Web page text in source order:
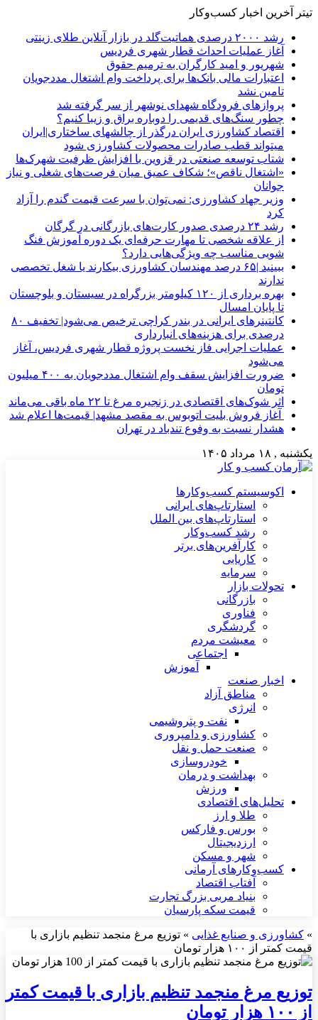
تیتر آخرین اخبار کسب‌وکار
رشد ۲۰۰۰ درصدی هماتیت‌گلد در بازار آنلاین طلای زینتی
آغاز عملیات احداث قطار شهری فردیس
شهریور و امید کارگران به ترمیم حقوق
اعتبارات مالی بانک‌ها برای پرداخت وام اشتغال مددجویان
تامین نشد
پروازهای فرودگاه شهدای نوشهر از سر گرفته شد
چطور سنگ‌های قدیمی را دوباره براق و زیبا کنیم؟
اقتصاد کشاورزی ایران درگذر از چالشهای ساختاری|ایران
میتواند قطب صادرات محصولات کشاورزی شود
شتاب توسعه صنعتی در قزوین با افزایش ظرفیت شهرک‌ها
«اشتغال ناقص»؛ شکاف عمیق میان فرصت‌های شغلی و نیاز
جوانان
وزیر جهاد کشاورزی: نمی‌توان با سرعت قیمت گندم را آزاد
کرد
رشد ۲۴ درصدی صدور کارت‌های بازرگانی در گرگان
از علاقه شخصی تا مهارت حرفه‌ای یک دوره آموزش فنگ
شویی مناسب چه ویژگی‌هایی دارد؟
ببینید |۶۵ درصد مهندسان کشاورزی بیکارند یا شغل تخصصی
ندارند
بهره برداری از ۱۲۰ کیلومتر بزرگراه در سیستان و بلوچستان
تا پایان امسال
کانتینرهای ایرانی در بندر کراچی ترخیص می‌شود| تخفیف ۸۰
درصدی برای هزینه‌های انبارداری
عملیات اجرایی فاز نخست پروژه قطار شهری فردیس، آغاز
می‌شود
ضرورت افزایش سقف وام اشتغال مددجویان به ۴۰۰ میلیون
تومان
اثر شوک‌های اقتصادی در زنجیره مرغ تا ۲۲ ماه باقی می‌ماند
آغاز فروش بلیت اتوبوس به مقصد مشهد| قیمت‌ها اعلام شد
هشدار نسبت به وفوع تندباد در تهران
یکشنبه , ۱۸ مرداد ۱۴۰۵
اکوسیستم کسب‌وکارها
استارتاپ‌های ایرانی
استارتاپ‌های بین الملل
رشد کسب‌وکار
کارآفرین‌های برتر
کاریابی
سرمایه
تحولات بازار
بازرگانی
فناوری
گردشگری
معیشت مردم
اجتماعی
آموزش
اخبار صنعت
مناطق آزاد
انرژی
نفت و پتروشیمی
کشاورزی و دامپروری
صنعت حمل و نقل
خودروسازی
بهداشت و درمان
ورزش
تحلیل‌های اقتصادی
طلا و ارز
بورس و فارکس
ارزدیجیتال
شهر و مسکن
کسب‌وکارهای آرمانی
آفتاب اقتصاد
بنیاد مربی بزرگ تجارت
قیمت سکه پارسیان
» کشاورزی و صنایع غذایی » توزیع مرغ منجمد تنظیم بازاری با
قیمت کمتر از ۱۰۰ هزار تومان
توزیع مرغ منجمد تنظیم بازاری با قیمت کمتر
از ۱۰۰ هزار تومان